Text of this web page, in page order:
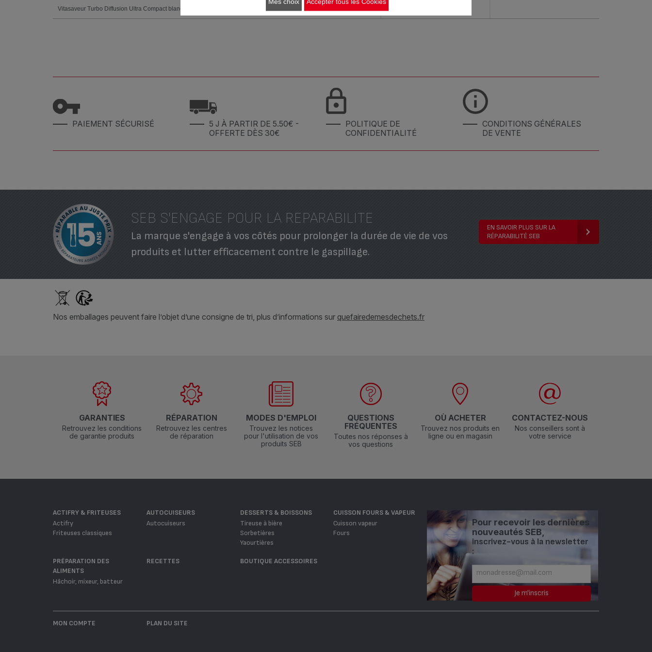
Vitasaveur Turbo Diffusion Ultra Compact blanc
PAIEMENT SÉCURISÉ
5 J À PARTIR DE 5.50€ -
OFFERTE DÈS 30€
POLITIQUE DE
CONFIDENTIALITÉ
CONDITIONS GÉNÉRALES
DE VENTE
SEB S'ENGAGE POUR LA REPARABILITE
La marque s'engage à vos côtés pour prolonger la durée de vie de vos
produits et lutter efficacement contre le gaspillage.
EN SAVOIR PLUS SUR LA
RÉPARABILITÉ SEB
Nos emballages peuvent faire l’objet d’une consigne de tri, plus d’informations sur quefairedemesdechets.fr
GARANTIES
Retrouvez les conditions
de garantie produits
RÉPARATION
Retrouvez les centres
de réparation
MODES D'EMPLOI
Trouvez les notices
pour l'utilisation de vos
produits SEB
QUESTIONS
FRÉQUENTES
Toutes nos réponses à
vos questions
OÙ ACHETER
Trouvez nos produits en
ligne ou en magasin
CONTACTEZ-NOUS
Nos conseillers sont à
votre service
ACTIFRY & FRITEUSES
Actifry
Friteuses classiques
AUTOCUISEURS
Autocuiseurs
DESSERTS & BOISSONS
Tireuse à bière
Sorbetières
Yaourtières
CUISSON FOURS & VAPEUR
Cuisson vapeur
Fours
PRÉPARATION DES
ALIMENTS
Hâchoir, mixeur, batteur
RECETTES BOUTIQUE ACCESSOIRES
Pour recevoir les dernières
nouveautés SEB,
inscrivez-vous à la newsletter
:
MON COMPTE PLAN DU SITE